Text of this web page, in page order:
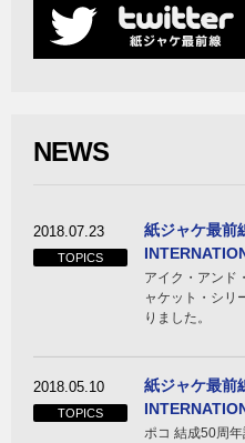
NEWS
2018.07.23
TOPICS
紙ジャケ最前
アイク・アンド
ャケット・シリ
りました。
2018.05.10
TOPICS
紙ジャケ最前
ポコ 結成50周